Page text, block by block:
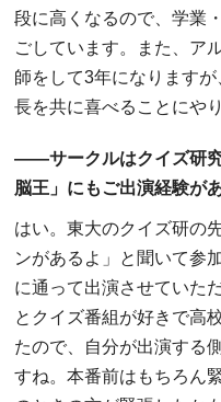
段に高くなるので、学業
ごしています。また、ア
師をして3年になります
長を共に喜べることにや
――サークルはクイズ研
脳王」にもご出演経験が
はい。東大のクイズ研の
ンがあるよ」と聞いて参
に通って出演させていた
とクイズ番組が好きで高
たので、自分が出演する
すね。本番前はもちろん